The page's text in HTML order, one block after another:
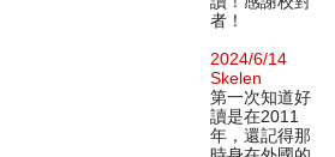
者！
2024/6/14
Skelen
第一次知道好
讀是在2011
年，還記得那